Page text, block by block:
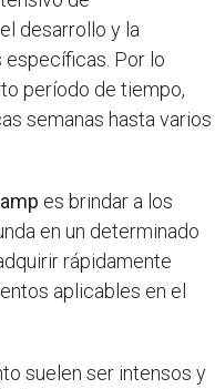
desarrollo y la
específicas. Por lo
período de tiempo,
semanas hasta varios
es brindar a los
en un determinado
rápidamente
aplicables en el
suelen ser intensos y